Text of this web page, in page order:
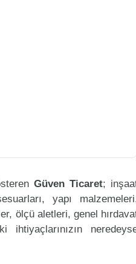
Güven Ticaret;
yapı
ölçü aletleri, genel